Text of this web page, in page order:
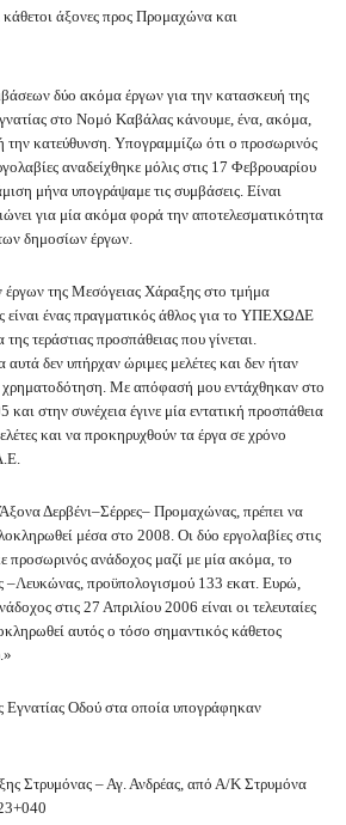
άξονες προς Προμαχώνα και
δύο ακόμα έργων για την κατασκευή της
στο Νομό Καβάλας κάνουμε, ένα, ακόμα,
την κατεύθυνση. Υπογραμμίζω ότι ο προσωρινός
αναδείχθηκε μόλις στις 17 Φεβρουαρίου
μήνα υπογράψαμε τις συμβάσεις. Είναι
για μία ακόμα φορά την αποτελεσματικότητα
δημοσίων έργων.
της Μεσόγειας Χάραξης στο τμήμα
είναι ένας πραγματικός άθλος για το ΥΠΕΧΩΔΕ
τεράστιας προσπάθειας που γίνεται.
αυτά δεν υπήρχαν ώριμες μελέτες και δεν ήταν
Με απόφασή μου εντάχθηκαν στο
στην συνέχεια έγινε μία εντατική προσπάθεια
και να προκηρυχθούν τα έργα σε χρόνο
Δερβένι–Σέρρες– Προμαχώνας, πρέπει να
μέσα στο 2008. Οι δύο εργολαβίες στις
προσωρινός ανάδοχος μαζί με μία ακόμα, το
–Λευκώνας, προϋπολογισμού 133 εκατ. Ευρώ,
στις 27 Απριλίου 2006 είναι οι τελευταίες
αυτός ο τόσο σημαντικός κάθετος
Εγνατίας Οδού στα οποία υπογράφηκαν
Στρυμόνας – Αγ. Ανδρέας, από Α/Κ Στρυμόνα